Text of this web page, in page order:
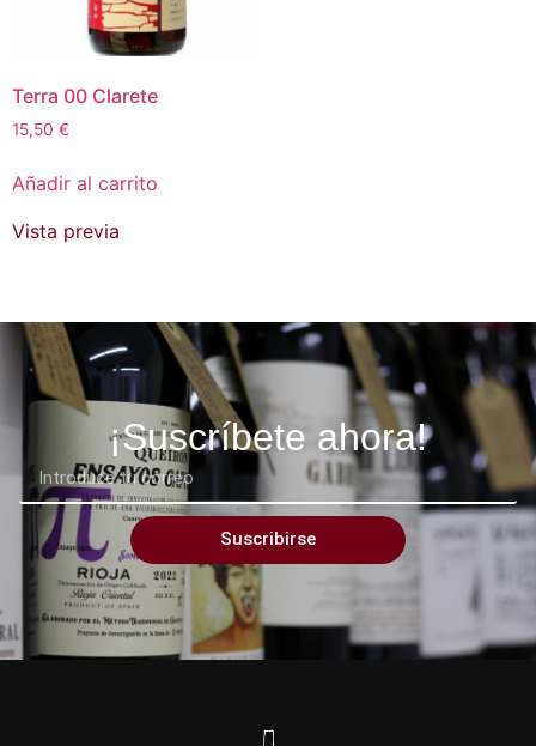
Terra 00 Clarete
15,50 €
Añadir al carrito
Vista previa
¡Suscríbete ahora!
Suscribirse